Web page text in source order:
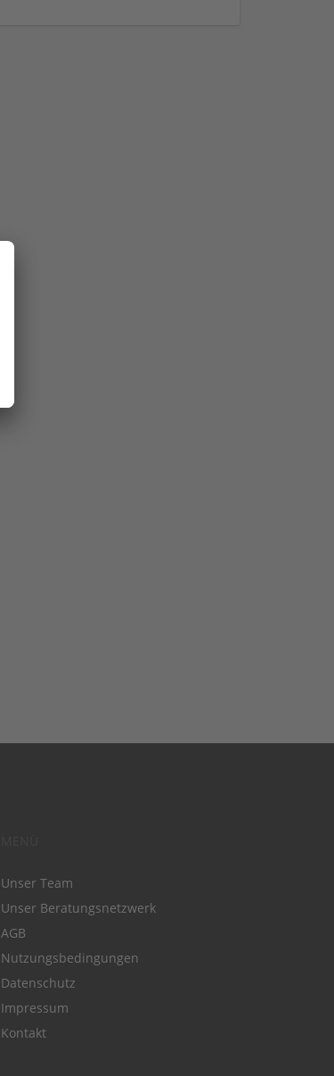
Unser Team
Unser Beratungsnetzwerk
AGB
Nutzungsbedingungen
Datenschutz
Impressum
Kontakt